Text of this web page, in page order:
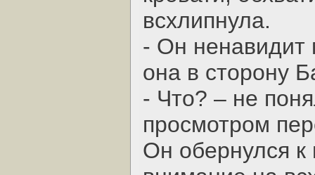
всхлипнула.
- Он ненавидит
она в сторону
- Что? – не
просмотром
Он обернулся к